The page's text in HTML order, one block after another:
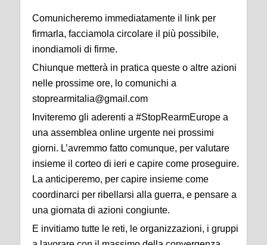
Comunicheremo immediatamente il link per
firmarla, facciamola circolare il più possibile,
inondiamoli di firme.
Chiunque metterà in pratica queste o altre azioni
nelle prossime ore, lo comunichi a
stoprearmitalia@gmail.com
Inviteremo gli aderenti a #StopRearmEurope a
una assemblea online urgente nei prossimi
giorni. L’avremmo fatto comunque, per valutare
insieme il corteo di ieri e capire come proseguire.
La anticiperemo, per capire insieme come
coordinarci per ribellarsi alla guerra, e pensare a
una giornata di azioni congiunte.
E invitiamo tutte le reti, le organizzazioni, i gruppi